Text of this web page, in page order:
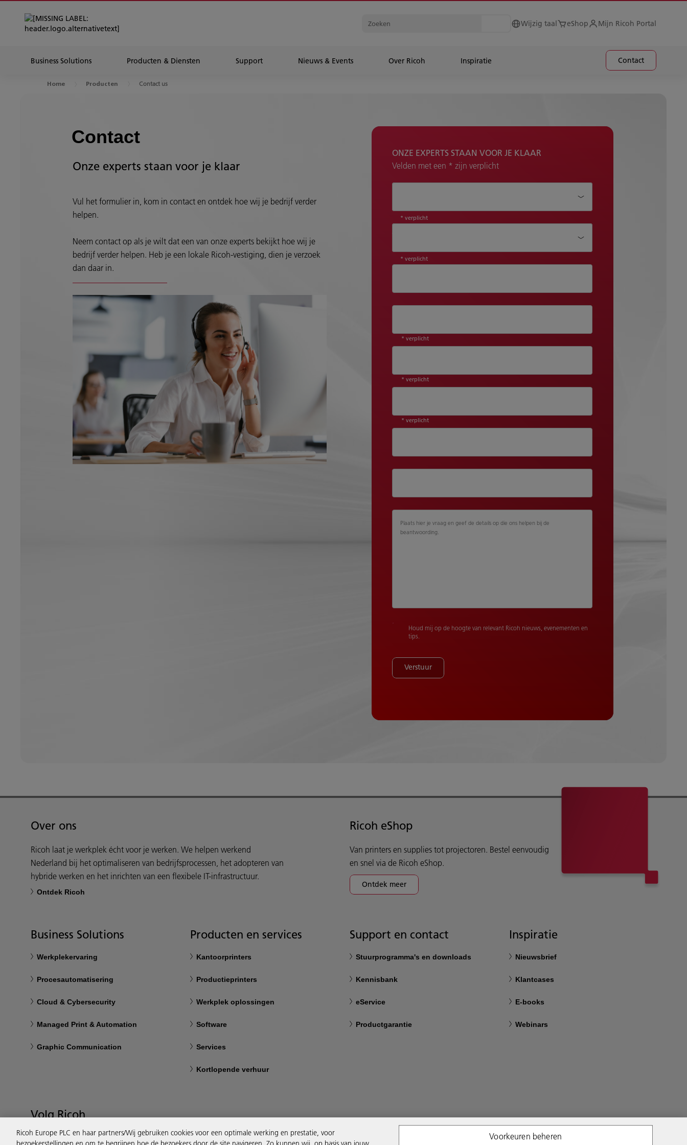
Wijzig taal eShop Mijn Ricoh Portal
Business Solutions Producten & Diensten Support Nieuws & Events Over Ricoh Inspiratie Contact
Home Producten Contact us
Contact
Onze experts staan voor je klaar
Vul het formulier in, kom in contact en ontdek hoe wij je bedrijf verder
helpen.
Neem contact op als je wilt dat een van onze experts bekijkt hoe wij je
bedrijf verder helpen. Heb je een lokale Ricoh-vestiging, dien je verzoek
dan daar in.
ONZE EXPERTS STAAN VOOR JE KLAAR
Velden met een * zijn verplicht
* verplicht
* verplicht
* verplicht
* verplicht
* verplicht
Plaats hier je vraag en geef de details op die ons helpen bij de
beantwoording.
Houd mij op de hoogte van relevant Ricoh nieuws, evenementen en
tips.
Verstuur
Over ons
Ricoh laat je werkplek écht voor je werken. We helpen werkend
Nederland bij het optimaliseren van bedrijfsprocessen, het adopteren van
hybride werken en het inrichten van een flexibele IT-infrastructuur.
Ontdek Ricoh
Ricoh eShop
Van printers en supplies tot projectoren. Bestel eenvoudig
en snel via de Ricoh eShop.
Ontdek meer
Business Solutions
Werkplekervaring
Procesautomatisering
Cloud & Cybersecurity
Managed Print & Automation
Graphic Communication
Producten en services
Kantoorprinters
Productieprinters
Werkplek oplossingen
Software
Services
Kortlopende verhuur
Support en contact
Stuurprogramma's en downloads
Kennisbank
eService
Productgarantie
Inspiratie
Nieuwsbrief
Klantcases
E-books
Webinars
Volg Ricoh
Ricoh Europe PLC en haar partners/Wij gebruiken cookies voor een optimale werking en prestatie, voor
Voorkeuren beheren